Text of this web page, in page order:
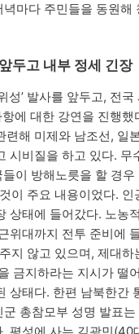
마다 주민들을 동원해
두고 내부 정세 긴장
성’ 발사를 앞두고, 전
항에 대한 강연을 진행
련해 미제와 남조선, 일
시비질을 하고 있다. 무
이 방해노릇을 할 경
이 주요 내용이었다. 인
상태에 들어갔다. 노농
위대까지 전투 준비에
주지 않고 있으며, 제대
금지하라는 지시가 떨
상태다. 한편 남북한간
총참모부 성명 발표